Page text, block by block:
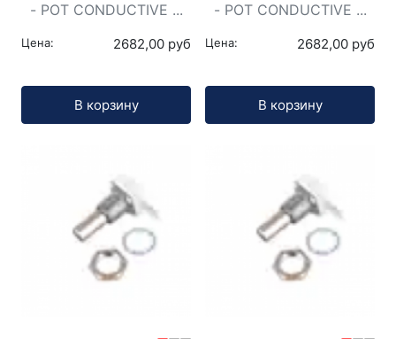
- POT CONDUCTIVE ...
Цена: 2682,00 руб
В корзину
- POT CONDUCTIVE ...
Цена: 2682,00 руб
В корзину